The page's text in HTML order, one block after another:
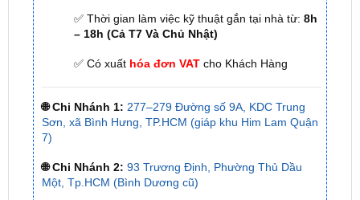
✅ Có xuấthóa đơn VATcho Khách Hàng
🌐 Chi Nhánh 1: 277–279 Đường số 9A, KDC Trung
🌐 Chi Nhánh 2: 93 Trương Định, Phường Thủ Dầu
Một, Tp.HCM (Bình Dương cũ)
🌐 Chi Nhánh 3: Huỳnh Tấn Phát, Quận 7, Tp.HCM